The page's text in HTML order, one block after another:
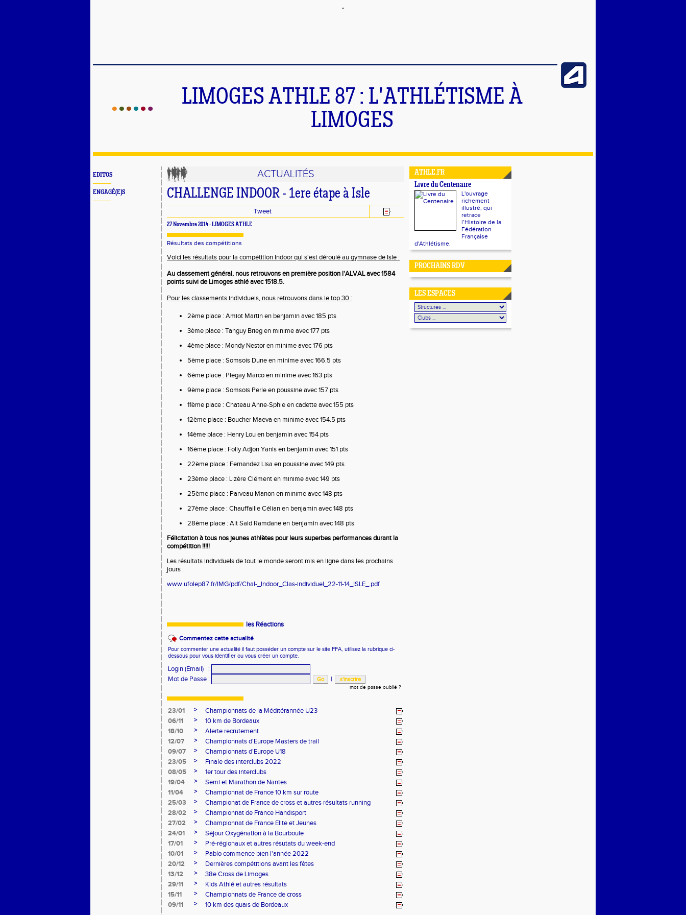
LIMOGES ATHLE 87 : L'ATHLÉTISME À
LIMOGES
EDITOS
ENGAGÉ(E)S
ACTUALITÉS
CHALLENGE INDOOR - 1ere étape à Isle
Tweet
27 Novembre 2014 - LIMOGES ATHLE
Résultats des compétitions
Voici les résultats pour la compétition Indoor qui s'est déroulé au gymnase de Isle :
Au classement général, nous retrouvons en première position l'ALVAL avec 1584
points suivi de Limoges athlé avec 1518.5.
Pour les classements individuels, nous retrouvons dans le top 30 :
2ème place : Amiot Martin en benjamin avec 185 pts
3ème place : Tanguy Brieg en minime avec 177 pts
4ème place : Mondy Nestor en minime avec 176 pts
5ème place : Somsois Dune en minime avec 166.5 pts
6ème place : Piegay Marco en minime avec 163 pts
9ème place : Somsois Perle en poussine avec 157 pts
11ème place : Chateau Anne-Sphie en cadette avec 155 pts
12ème place : Boucher Maeva en minime avec 154.5 pts
14ème place : Henry Lou en benjamin avec 154 pts
16ème place : Folly Adjon Yanis en benjamin avec 151 pts
22ème place : Fernandez Lisa en poussine avec 149 pts
23ème place : Lizère Clément en minime avec 149 pts
25ème place : Parveau Manon en minime avec 148 pts
27ème place : Chauffaille Célian en benjamin avec 148 pts
28ème place : Ait Said Ramdane en benjamin avec 148 pts
Félicitation à tous nos jeunes athlètes pour leurs superbes performances durant la
compétition !!!!!
Les résultats individuels de tout le monde seront mis en ligne dans les prochains
jours :
www.ufolep87.fr/IMG/pdf/Chal-_Indoor_Clas-individuel_22-11-14_ISLE_.pdf
les Réactions
Commentez cette actualité
Pour commenter une actualité il faut posséder un compte sur le site FFA, utilisez la rubrique ci-
dessous pour vous identifier ou vous créer un compte.
Login (Email)
:
Mot de Passe : |
mot de passe oublié ?
23/01 >
Championnats de la Méditérannée U23
06/11
>
10 km de Bordeaux
18/10
>
Alerte recrutement
12/07
>
Championnats d'Europe Masters de trail
09/07
>
Championnats d'Europe U18
23/05
>
Finale des interclubs 2022
08/05
>
1er tour des interclubs
19/04
>
Semi et Marathon de Nantes
11/04
>
Championnat de France 10 km sur route
25/03
>
Championat de France de cross et autres résultats running
28/02
>
Championnat de France Handisport
27/02
>
Championnat de France Elite et Jeunes
24/01
>
Séjour Oxygénation à la Bourboule
17/01
>
Pré-régionaux et autres résutats du week-end
10/01
>
Pablo commence bien l'année 2022
20/12
>
Dernières compétitions avant les fêtes
13/12
>
38e Cross de Limoges
29/11
>
Kids Athlé et autres résultats
15/11
>
Championnats de France de cross
09/11
> 10 km des quais de Bordeaux
ATHLE.FR
Livre du Centenaire
L'ouvrage
richement
illustré, qui
retrace
l’Histoire de la
Fédération
Française
d'Athlétisme.
PROCHAINS RDV
LES ESPACES